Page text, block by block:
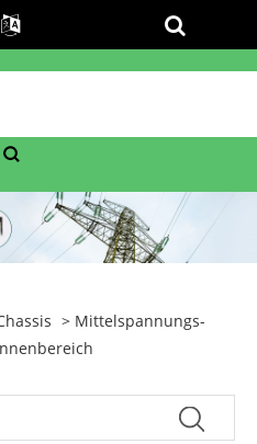
> Mittelspannungs-